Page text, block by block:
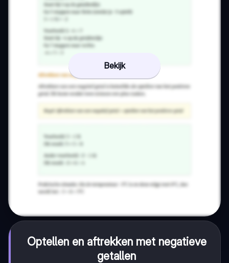
Bekijk
Optellen en aftrekken met negatieve
getallen